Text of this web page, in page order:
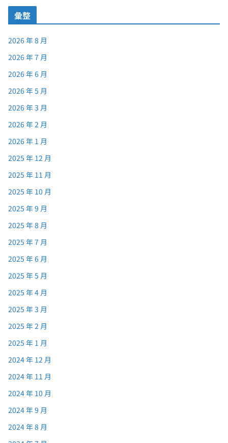
彙整
2026 年 8 月
2026 年 7 月
2026 年 6 月
2026 年 5 月
2026 年 3 月
2026 年 2 月
2026 年 1 月
2025 年 12 月
2025 年 11 月
2025 年 10 月
2025 年 9 月
2025 年 8 月
2025 年 7 月
2025 年 6 月
2025 年 5 月
2025 年 4 月
2025 年 3 月
2025 年 2 月
2025 年 1 月
2024 年 12 月
2024 年 11 月
2024 年 10 月
2024 年 9 月
2024 年 8 月